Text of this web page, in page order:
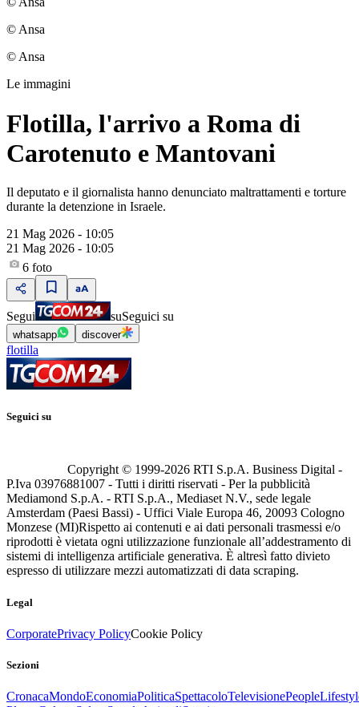
© Ansa
© Ansa
Le immagini
Flotilla, l'arrivo a Roma di
Carotenuto e Mantovani
Il deputato e il giornalista hanno denunciato maltrattamenti e torture
durante la detenzione in Israele.
21 Mag 2026 - 10:05
21 Mag 2026 - 10:05
6 foto
Segui suSeguici su
whatsapp discover
flotilla
Seguici su
Copyright © 1999-2026 RTI S.p.A. Business Digital -
P.Iva 03976881007 - Tutti i diritti riservati - Per la pubblicità
Mediamond S.p.A. - RTI S.p.A., Mediaset N.V., sede legale
Amsterdam (Paesi Bassi) - Uffici Viale Europa 46, 20093 Cologno
Monzese (MI)Rispetto ai contenuti e ai dati personali trasmessi e/o
riprodotti è vietata ogni utilizzazione funzionale all’addestramento di
sistemi di intelligenza artificiale generativa. È altresì fatto divieto
espresso di utilizzare mezzi automatizzati di data scraping.
Legal
CorporatePrivacy PolicyCookie Policy
Sezioni
CronacaMondoEconomiaPoliticaSpettacoloTelevisionePeople